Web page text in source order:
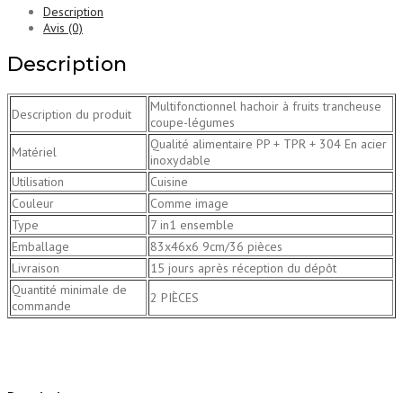
Description
Avis (0)
Description
Description du produit
Multifonctionnel hachoir à fruits trancheuse
coupe-légumes
Matériel
Qualité alimentaire PP + TPR + 304 En acier
inoxydable
Utilisation
Cuisine
Couleur
Comme image
Type
7 in1 ensemble
Emballage
83x46x6 9cm/36 pièces
Livraison
15 jours après réception du dépôt
Quantité minimale de
commande
2 PIÈCES